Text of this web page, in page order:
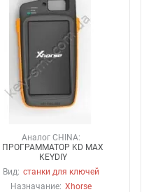
Аналог CHINA:
ПРОГРАММАТОР KD MAX
KEYDIY
Вид: станки для ключей
Назначание: Xhorse